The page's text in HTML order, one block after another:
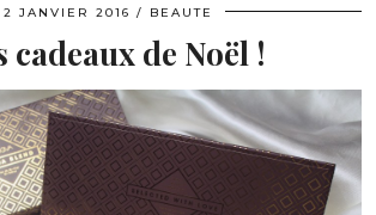
2 JANVIER 2016 BEAUTE
cadeaux de Noël !